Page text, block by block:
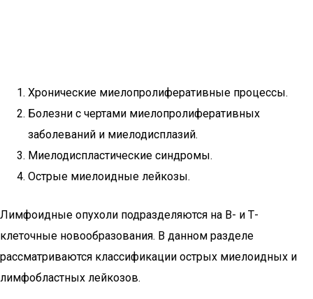
Хронические миелопролиферативные процессы.
Болезни с чертами миелопролиферативных
заболеваний и миелодисплазий.
Миелодиспластические синдромы.
Острые миелоидные лейкозы.
Лимфоидные опухоли подразделяются на В- и Т-
клеточные новообразования. В данном разделе
рассматриваются классификации острых миелоидных и
лимфобластных лейкозов.